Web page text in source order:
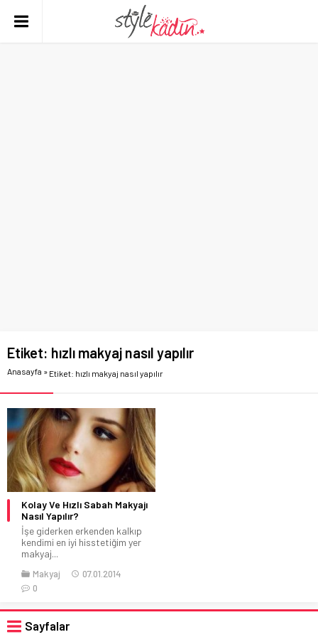
Etiket: hızlı makyaj nasıl yapılır
Anasayfa » Etiket: hızlı makyaj nasıl yapılır
Kolay Ve Hızlı Sabah Makyajı
Nasıl Yapılır?
İşe giderken erkenden kalkıp
kendimi en iyi hisstetiğim yer
makyaj...
Makyaj
07.01.2014
0
Sayfalar